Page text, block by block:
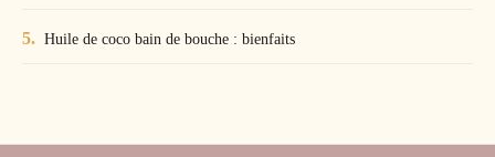
Huile de coco bain de bouche : bienfaits